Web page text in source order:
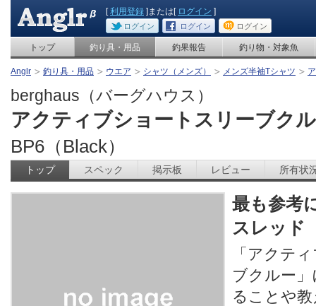
[利用登録 ]または[ ログイン ]
ログイン ログイン ログイン
トップ 釣り具・用品 釣果報告 釣り物・対象魚
Anglr 釣り具・用品 ウエア シャツ（メンズ） メンズ半袖Tシャツ
berghaus（バーグハウス）
アクティブショートスリーブク
BP6（Black）
トップ スペック 掲示板 レビュー 所有状
最も参考
スレッド
「アクテ
ブクルー
ることや